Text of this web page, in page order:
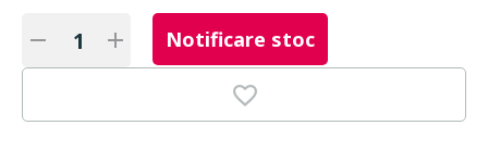
Notificare stoc